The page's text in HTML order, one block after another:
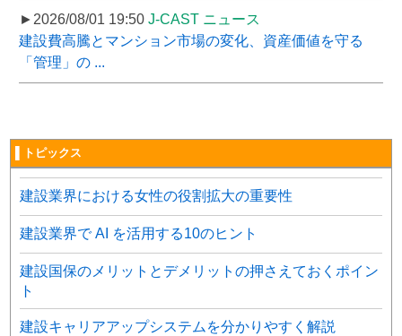
►2026/08/01 19:50 J-CAST ニュース
建設費高騰とマンション市場の変化、資産価値を守る
「管理」の ...
▌トピックス
建設業界における女性の役割拡大の重要性
建設業界で AI を活用する10のヒント
建設国保のメリットとデメリットの押さえておくポイン
ト
建設キャリアアップシステムを分かりやすく解説